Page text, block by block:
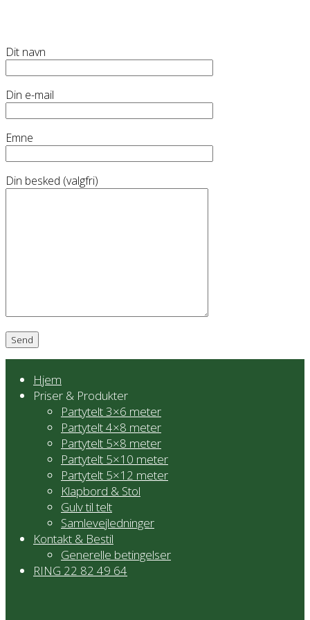
Dit navn
Din e-mail
Emne
Din besked (valgfri)
Hjem
Priser & Produkter
Partytelt 3×6 meter
Partytelt 4×8 meter
Partytelt 5×8 meter
Partytelt 5×10 meter
Partytelt 5×12 meter
Klapbord & Stol
Gulv til telt
Samlevejledninger
Kontakt & Bestil
Generelle betingelser
RING 22 82 49 64